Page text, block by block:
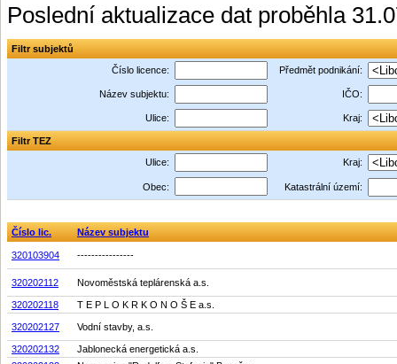
Poslední aktualizace dat proběhla
Filtr subjektů
Číslo licence:
Předmět podnikání:
Název subjektu: IČO:
Ulice: Kraj:
Filtr TEZ
Ulice:
Kraj:
Obec: Katastrální území:
Číslo lic. Název subjektu
320103904 ----------------
320202112 Novoměstská teplárenská a.s.
320202118 T E P L O K R K O N O Š E a.s.
320202127 Vodní stavby, a.s.
320202132
Jablonecká energetická a.s.